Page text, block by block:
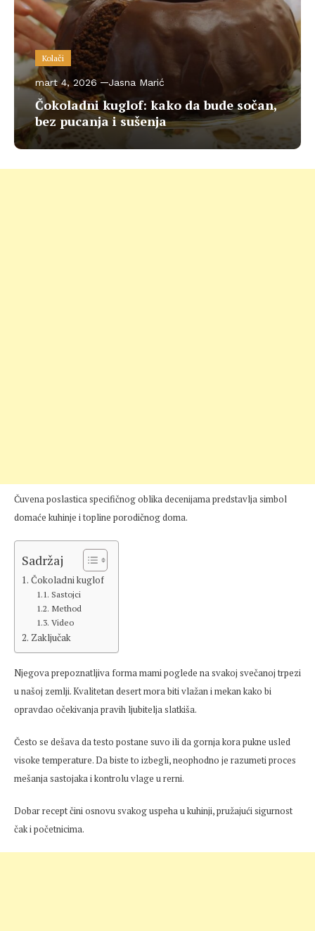
Kolači
mart 4, 2026 Jasna Marić
Čokoladni kuglof: kako da bude sočan,
bez pucanja i sušenja
Čuvena poslastica specifičnog oblika decenijama predstavlja simbol
domaće kuhinje i topline porodičnog doma.
Sadržaj
Čokoladni kuglof
Sastojci
Method
Video
Zaključak
Njegova prepoznatljiva forma mami poglede na svakoj svečanoj trpezi
u našoj zemlji. Kvalitetan desert mora biti vlažan i mekan kako bi
opravdao očekivanja pravih ljubitelja slatkiša.
Često se dešava da testo postane suvo ili da gornja kora pukne usled
visoke temperature. Da biste to izbegli, neophodno je razumeti proces
mešanja sastojaka i kontrolu vlage u rerni.
Dobar recept čini osnovu svakog uspeha u kuhinji, pružajući sigurnost
čak i početnicima.